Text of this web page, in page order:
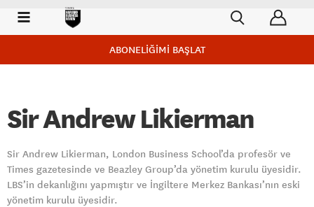
ABONELİĞİMİ BAŞLAT
Sir Andrew Likierman
Sir Andrew Likierman, London Business School’da profesör ve
Times gazetesinde ve Beazley Group’da yönetim kurulu üyesidir.
LBS’in dekanlığını yapmıştır ve İngiltere Merkez Bankası’nın eski
yönetim kurulu üyesidir.